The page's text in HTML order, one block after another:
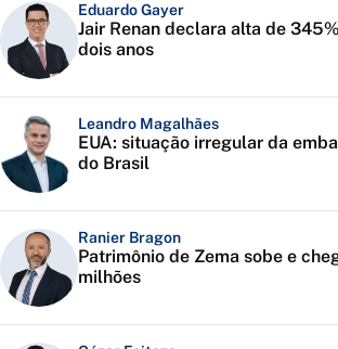
Eduardo Gayer
Jair Renan declara alta de
dois anos
Leandro Magalhães
EUA: situação irregular da
do Brasil
Ranier Bragon
Patrimônio de Zema sobe e
milhões